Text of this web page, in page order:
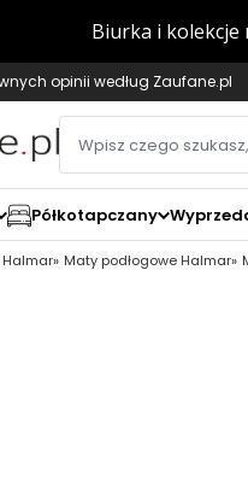
opinii według Zaufane.pl
Półkotapczany
Halmar Maty podłogowe Halmar